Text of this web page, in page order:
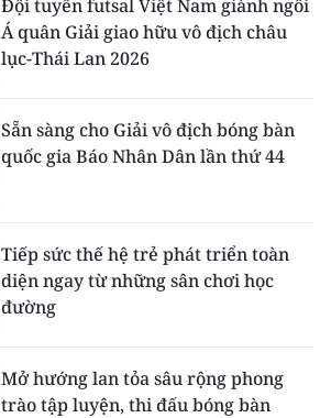
Đội tuyển futsal Việt Nam giành ngôi
Á quân Giải giao hữu vô địch châu
lục-Thái Lan 2026
Sẵn sàng cho Giải vô địch bóng bàn
quốc gia Báo Nhân Dân lần thứ 44
Tiếp sức thế hệ trẻ phát triển toàn
diện ngay từ những sân chơi học
đường
Mở hướng lan tỏa sâu rộng phong
trào tập luyện, thi đấu bóng bàn